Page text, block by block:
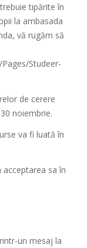
tipărite în
la ambasada
vă rugăm să
Studeer-
de cerere
noiembrie.
va fi luată în
sa în
un mesaj la